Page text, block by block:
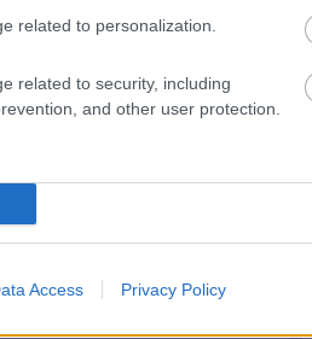
related to personalization.
related to security, including
and other user protection.
Access Privacy Policy